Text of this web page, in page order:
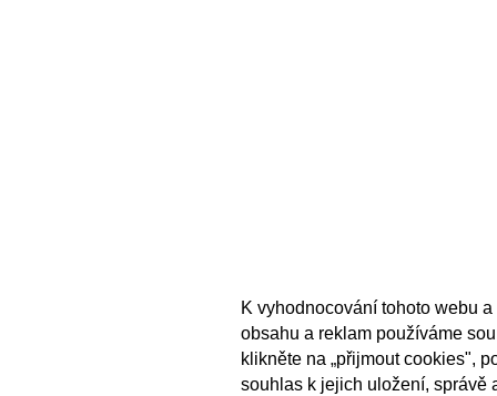
K vyhodnocování tohoto webu
obsahu a reklam používáme
klikněte na „přijmout cookies",
souhlas k jejich uložení, správě